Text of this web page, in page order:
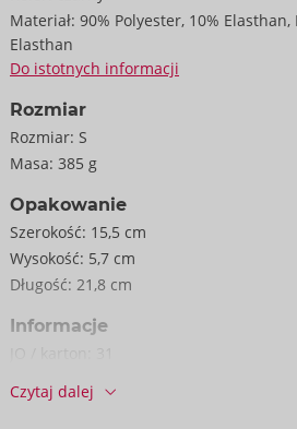
Materiał: 90% Polyester, 10%
Elasthan
Do istotnych informacji
Rozmiar
Rozmiar: S
Masa: 385 g
Opakowanie
Szerokość: 15,5 cm
Wysokość: 5,7 cm
Długość: 21,8 cm
Informacje
Kod kreskowy:
Czytaj dalej